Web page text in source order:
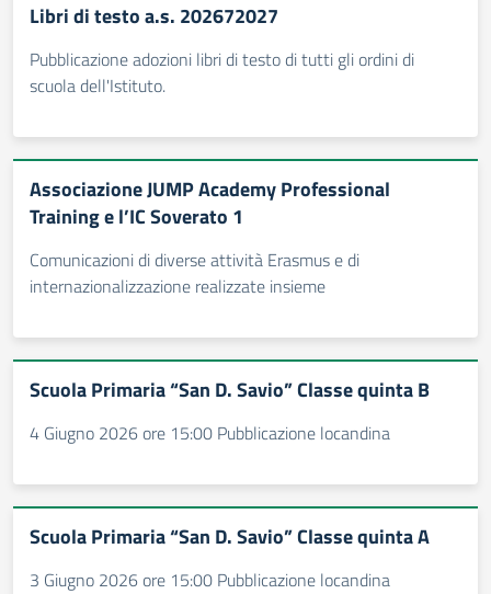
Libri di testo a.s. 202672027
Pubblicazione adozioni libri di testo di tutti gli ordini di
scuola dell'Istituto.
Associazione JUMP Academy Professional
Training e l’IC Soverato 1
Comunicazioni di diverse attività Erasmus e di
internazionalizzazione realizzate insieme
Scuola Primaria “San D. Savio” Classe quinta B
4 Giugno 2026 ore 15:00 Pubblicazione locandina
Scuola Primaria “San D. Savio” Classe quinta A
3 Giugno 2026 ore 15:00 Pubblicazione locandina